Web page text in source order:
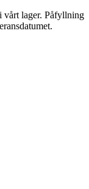
vårt lager. Påfyllning